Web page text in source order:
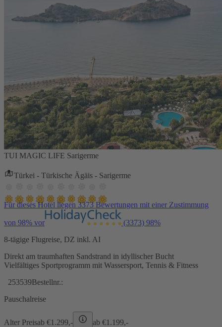
TUI MAGIC LIFE Sarigerme
Türkei - Türkische Ägäis - Sarigerme
Für dieses Hotel liegen 3373 Bewertungen mit einer Zustimmung
von 98% vor (3373) 98%
8-tägige Flugreise, DZ inkl. AI
Direkt am traumhaften Sandstrand in idyllischer Bucht
Vielfältiges Sportprogramm mit Wassersport, Tennis & Fitness
253539Bestellnr.:
Pauschalreise
Alter Preisab €1.299,- ab €1.199,-